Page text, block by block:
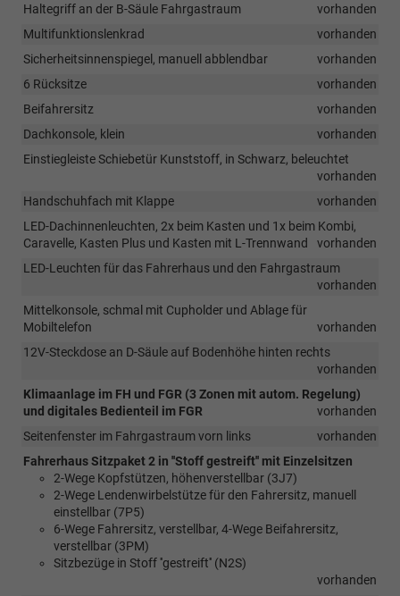
Haltegriff an der B-Säule Fahrgastraum
vorhanden
Multifunktionslenkrad
vorhanden
Sicherheitsinnenspiegel, manuell abblendbar
vorhanden
6 Rücksitze
vorhanden
Beifahrersitz
vorhanden
Dachkonsole, klein
vorhanden
Einstiegleiste Schiebetür Kunststoff, in Schwarz, beleuchtet
vorhanden
Handschuhfach mit Klappe
vorhanden
LED-Dachinnenleuchten, 2x beim Kasten und 1x beim Kombi,
Caravelle, Kasten Plus und Kasten mit L-Trennwand
vorhanden
LED-Leuchten für das Fahrerhaus und den Fahrgastraum
vorhanden
Mittelkonsole, schmal mit Cupholder und Ablage für
Mobiltelefon
vorhanden
12V-Steckdose an D-Säule auf Bodenhöhe hinten rechts
vorhanden
Klimaanlage im FH und FGR (3 Zonen mit autom. Regelung)
und digitales Bedienteil im FGR
vorhanden
Seitenfenster im Fahrgastraum vorn links
vorhanden
Fahrerhaus Sitzpaket 2 in ''Stoff gestreift'' mit Einzelsitzen
2-Wege Kopfstützen, höhenverstellbar (3J7)
2-Wege Lendenwirbelstütze für den Fahrersitz, manuell
einstellbar (7P5)
6-Wege Fahrersitz, verstellbar, 4-Wege Beifahrersitz,
verstellbar (3PM)
Sitzbezüge in Stoff ''gestreift'' (N2S)
vorhanden